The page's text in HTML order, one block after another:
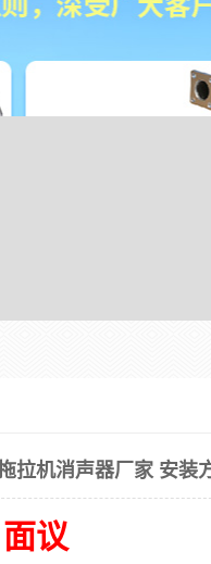
拉机消声器厂家 安装
面议